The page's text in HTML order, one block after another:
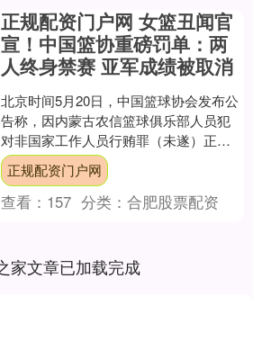
正规配资门户网 女篮丑闻官
宣！中国篮协重磅罚单：两
人终身禁赛 亚军成绩被取消
北京时间5月20日，中国篮球协会发布公
告称，因内蒙古农信篮球俱乐部人员犯
对非国家工作人员行贿罪（未遂）正规
配资门户网，中国篮协作出多项严厉处
罚。 根据刑事判决书....
正规配资门户网
查看： 157 分类：合肥股票配资
家文章已加载完成